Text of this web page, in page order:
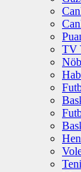
TV